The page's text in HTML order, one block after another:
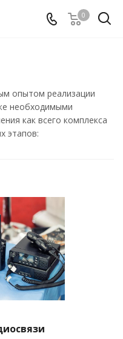
0
опытом реализации
необходимыми
как всего комплекса
этапов: